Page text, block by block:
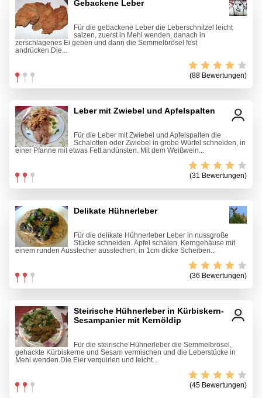
Gebackene Leber
Für die gebackene Leber die Leberschnitzel leicht
salzen, zuerst in Mehl wenden, danach in
zerschlagenes Ei geben und dann die Semmelbrösel fest
andrücken.Die...
(88 Bewertungen)
Leber mit Zwiebel und Apfelspalten
Für die Leber mit Zwiebel und Apfelspalten die
Schalotten oder Zwiebel in grobe Würfel schneiden, in
einer Pfanne mit etwas Fett andünsten. Mit dem Weißwein...
(31 Bewertungen)
Delikate Hühnerleber
Für die delikate Hühnerleber Leber in nussgroße
Stücke schneiden. Äpfel schälen, Kerngehäuse mit
einem runden Ausstecher ausstechen, in 1cm dicke Scheiben...
(36 Bewertungen)
Steirische Hühnerleber in Kürbiskern-
Sesampanier mit Kernöldip
Für die steirische Hühnerleber die Semmelbrösel,
gehackte Kürbiskerne und Sesam vermischen und die Leberstücke in
Mehl wenden.Die Eier verquirlen und leicht...
(45 Bewertungen)